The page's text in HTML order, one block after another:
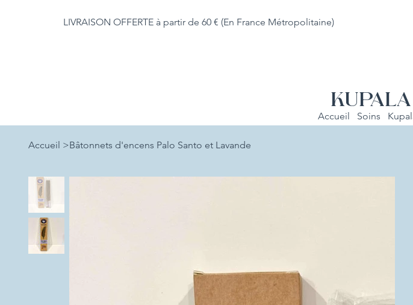
LIVRAISON OFFERTE à partir de 60 € (En France Métropolitaine)
Accueil Soins
Accueil >Bâtonnets d'encens Palo Santo et Lavande